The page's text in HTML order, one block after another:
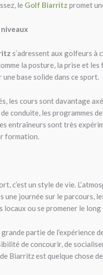
le Golf Biarritz promet
s’adressent aux golfeurs à
la posture, la prise et
base solide dans ce sport.
les cours sont davantage
conduite, les programmes
entraîneurs sont très
formation.
c’est un style de vie.
une journée sur le parcours,
ou se promener le long
partie de
de concourir, de
Biarritz est quelque chose